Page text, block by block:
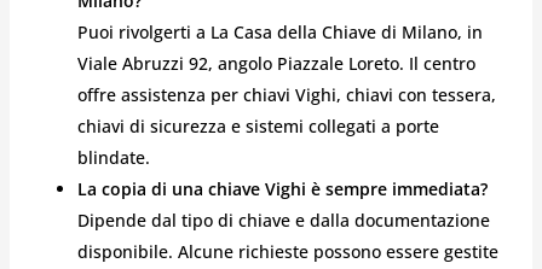
Puoi rivolgerti a La Casa della Chiave di Milano, in
Viale Abruzzi 92, angolo Piazzale Loreto. Il centro
offre assistenza per chiavi Vighi, chiavi con tessera,
chiavi di sicurezza e sistemi collegati a porte
blindate.
La copia di una chiave Vighi è sempre immediata?
Dipende dal tipo di chiave e dalla documentazione
disponibile. Alcune richieste possono essere gestite